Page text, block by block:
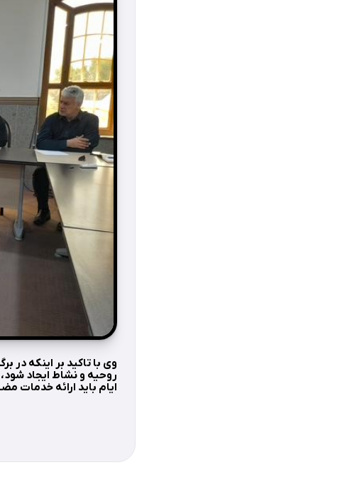
وی با تاکید بر اینکه
روحیه و نشاط ایجاد
ایام باید ارائه خدمات